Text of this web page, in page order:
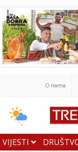
O nama
VIJESTI